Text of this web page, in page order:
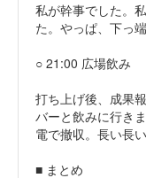
私が幹事でした。
た。やっぱ、下っ
○ 21:00 広場飲み
打ち上げ後、成果
バーと飲みに行き
電で撤収。長い長
■ まとめ